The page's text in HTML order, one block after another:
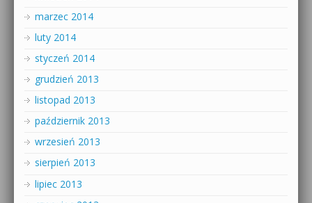
marzec 2014
luty 2014
styczeń 2014
grudzień 2013
listopad 2013
październik 2013
wrzesień 2013
sierpień 2013
lipiec 2013